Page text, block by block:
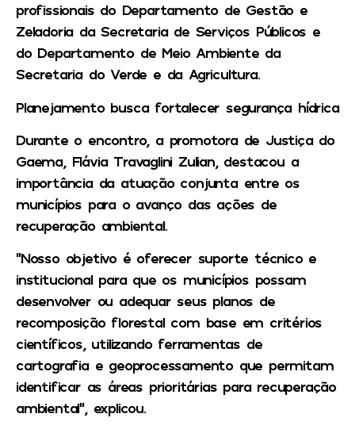
profissionais do Departamento de Gestão e
Zeladoria da Secretaria de Serviços Públicos e
do Departamento de Meio Ambiente da
Secretaria do Verde e da Agricultura.
Planejamento busca fortalecer segurança hídrica
Durante o encontro, a promotora de Justiça do
Gaema, Flávia Travaglini Zulian, destacou a
importância da atuação conjunta entre os
municípios para o avanço das ações de
recuperação ambiental.
“Nosso objetivo é oferecer suporte técnico e
institucional para que os municípios possam
desenvolver ou adequar seus planos de
recomposição florestal com base em critérios
científicos, utilizando ferramentas de
cartografia e geoprocessamento que permitam
identificar as áreas prioritárias para recuperação
ambiental”, explicou.